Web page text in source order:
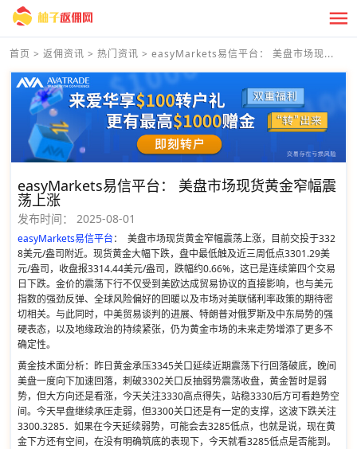
首页 > 返佣资讯 > 热门资讯 > easyMarkets易信平台： 美盘市场现...
easyMarkets易信平台： 美盘市场现货黄金窄幅震
荡上涨
发布时间： 2025-08-01
easyMarkets易信平台： 美盘市场现货黄金窄幅震荡上涨，目前交投于332
8美元/盎司附近。现货黄金大幅下跌，盘中最低触及近三周低点3301.29美
元/盎司，收盘报3314.44美元/盎司，跌幅约0.66%，这已是连续第四个交易
日下跌。金价的震荡下行不仅受到美欧达成贸易协议的直接影响，也与美元
指数的强劲反弹、全球风险偏好的回暖以及市场对美联储利率政策的期待密
切相关。与此同时，中美贸易谈判的进展、特朗普对俄罗斯及中东局势的强
硬表态，以及地缘政治的持续紧张，仍为黄金市场的未来走势增添了更多不
确定性。
黄金技术面分析：昨日黄金承压3345关口延续近期震荡下行回落破底，晚间
美盘一度向下加速回落，刺破3302关口反抽弱势震荡收盘，黄金暂时是弱
势，但大方向还是看涨，今天关注3330高点得失，站稳3330后方可看趋势空
间。今天早盘继续承压走弱，但3300关口还是有一定的支撑，这波下跌关注
3300.3285．如果在今天延续弱势，可能会去3285低点，也就是说，现在黄
金下方还有空间，在没有明确筑底的表现下，今天就看3285低点是否能到。